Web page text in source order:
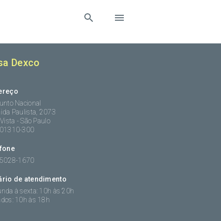
Dexco
Nacional
Paulista, 2073
- São Paulo
300
1670
de atendimento
à sexta: 10h às 20h
10h às 18h